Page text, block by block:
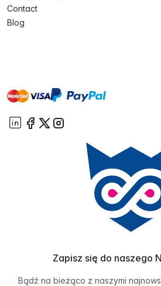
Contact
Blog
mastervisa paypal
Zapisz się do naszego
Bądź na bieżąco z naszymi